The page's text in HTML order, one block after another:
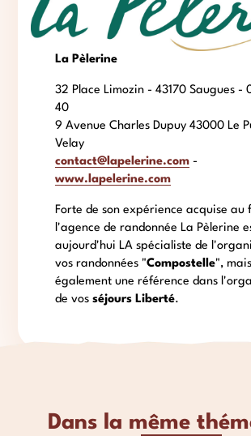
La Pèlerine
32 Place Limozin - 43170 Saugues -
40
9 Avenue Charles Dupuy 43000 Le
Velay
contact@lapelerine.com -
www.lapelerine.com
Forte de son expérience acquise au
l'agence de randonnée La Pèlerine
aujourd'hui LA spécialiste de
vos randonnées "Compostelle", mais
également une référence dans
de vosséjours Liberté.
Dans la même